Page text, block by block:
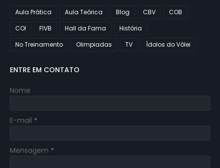
Aula Prática Aula Teórica Blog CBV
COB
COI
FIVB Hall da Fama
História
No Treinamento
Olimpiadas TV Ídolos do Vôlei
ENTRE EM CONTATO
Nome
E-mail *
Mensagem *